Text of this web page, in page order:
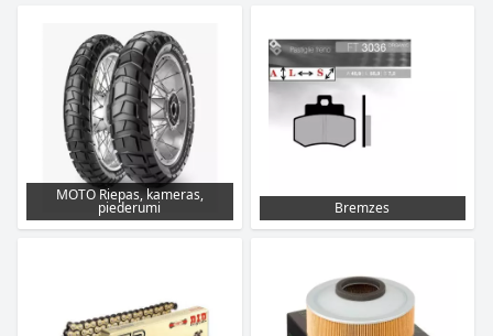
MOTO Riepas, kameras,
piederumi Bremzes